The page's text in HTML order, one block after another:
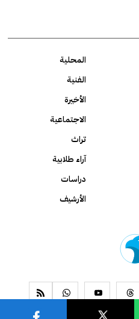
المحلية
الفنية
الأخيرة
الاجتماعية
تراث
آراء طلابية
دراسات
الأرشيف